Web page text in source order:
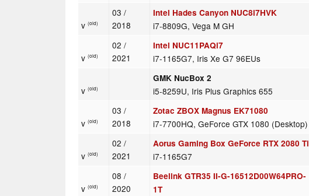
v(old)
03 /
2018
Intel Hades Canyon NUC8i7HVK
i7-8809G, Vega M GH
v(old)
02 /
2021
Intel NUC11PAQi7
i7-1165G7, Iris Xe G7 96EUs
v(old)
GMK NucBox 2
i5-8259U, Iris Plus Graphics 655
v(old)
03 /
2018
Zotac ZBOX Magnus EK71080
i7-7700HQ, GeForce GTX 1080 (Desktop)
v(old)
02 /
2021
Aorus Gaming Box GeForce RTX 2080 Ti
i7-1165G7
v(old)
08 /
2020
Beelink GTR35 II-G-16512D00W64PRO-
1T